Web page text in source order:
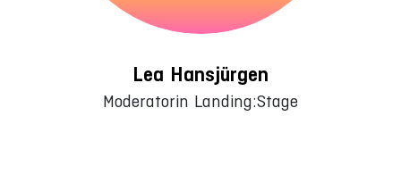
Lea Hansjürgen
Moderatorin Landing:Stage